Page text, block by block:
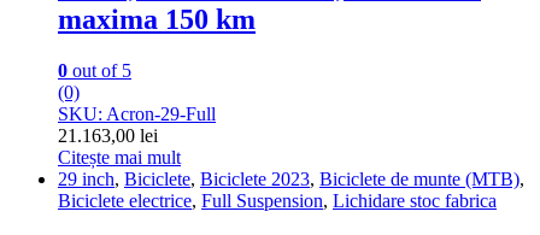
maxima 150 km
0 out of 5
(0)
SKU: Acron-29-Full
21.163,00 lei
Citește mai mult
29 inch, Biciclete, Biciclete 2023, Biciclete de munte (MTB),
Biciclete electrice, Full Suspension, Lichidare stoc fabrica